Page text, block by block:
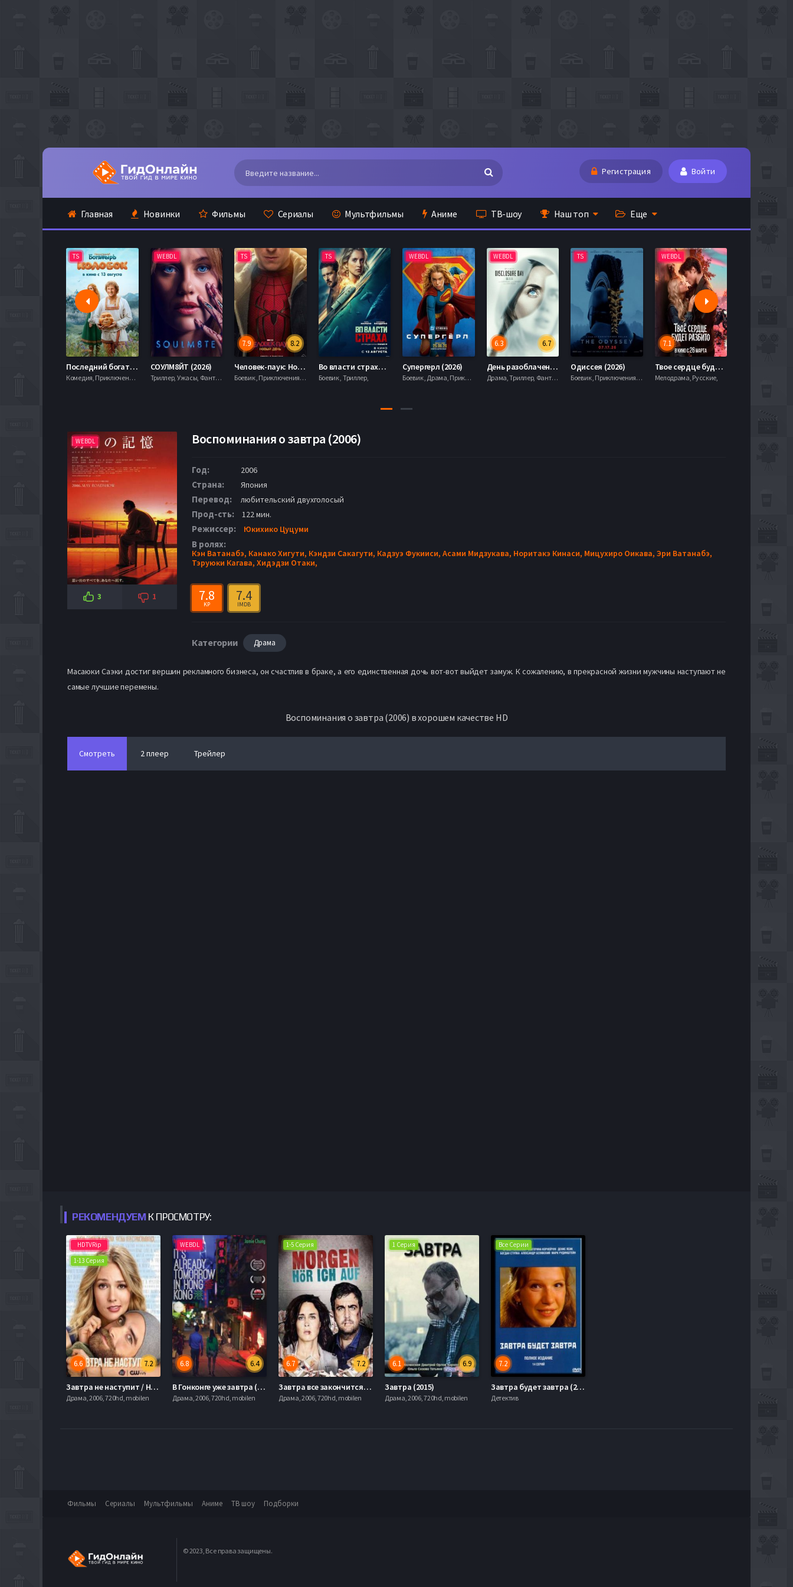
Регистрация Войти
Главная Новинки Фильмы Сериалы Мультфильмы Аниме ТВ-шоу Наш топ Еще
TS
Последний богатырь. Колобок (2026)
Комедия, Приключения, Фэнтези,
WEBDL
СОУЛМ8ЙТ (2026)
Триллер, Ужасы, Фантастика,
TS
8.2
7.9
Человек-паук: Новый день (2026)
Боевик , Приключения, Фантастика, Фэнтези,
TS
Во власти страха (2026)
Боевик , Триллер,
WEBDL
Супергерл (2026)
Боевик , Драма, Приключения, Фантастика,
WEBDL
6.7
6.3
День разоблачения (2026)
Драма, Триллер, Фантастика,
TS
Одиссея (2026)
Боевик , Приключения, Фэнтези,
WEBDL
7.1
Твое сердце будет разбито (2026)
Мелодрама, Русские,
WEBDL
3 1
Воспоминания о завтра (2006)
Год: 2006
Страна: Япония
Перевод: любительский двухголосый
Прод-сть: 122 мин.
Режиссер: Юкихико Цуцуми
В ролях:
Кэн Ватанабэ, Канако Хигути, Кэндзи Сакагути, Кадзуэ Фукииси, Асами Мидзукава, Норитакэ Кинаси, Мицухиро Оикава, Эри Ватанабэ,
Тэруюки Кагава, Хидэдзи Отаки,
7.8
KP
7.4
IMDB
Категории Драма
Масаюки Саэки достиг вершин рекламного бизнеса, он счастлив в браке, а его единственная дочь вот-вот выйдет замуж. К сожалению, в прекрасной жизни мужчины наступают не
самые лучшие перемены.
Воспоминания о завтра (2006) в хорошем качестве HD
Смотреть 2 плеер Трейлер
РЕКОМЕНДУЕМ К ПРОСМОТРУ:
HDTVRip
1-13 Серия
7.2
6.6
Завтра не наступит / Никакого завтра (2016)
Драма, 2006, 720hd, mobilen
WEBDL
6.4
6.8
В Гонконге уже завтра (2015)
Драма, 2006, 720hd, mobilen
1-5 Серия
7.2
6.7
Завтра все закончится (2016)
Драма, 2006, 720hd, mobilen
1 Серия
6.9
6.1
Завтра (2015)
Драма, 2006, 720hd, mobilen
Все Серии
7.2
Завтра будет завтра (2003)
Детектив
Фильмы Сериалы Мультфильмы Аниме ТВ шоу Подборки
© 2023, Все права защищены.